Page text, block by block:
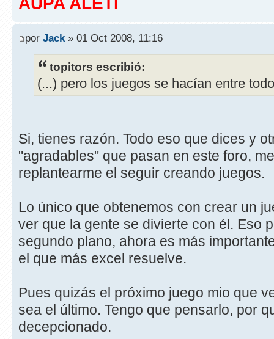
por Jack » 01 Oct 2008, 11:16
topitors escribió:
(...) pero los juegos se hacían entre
Si, tienes razón. Todo eso que dices y
"agradables" que pasan en este foro,
replantearme el seguir creando juegos.
Lo único que obtenemos con crear un
ver que la gente se divierte con él. Eso
segundo plano, ahora es más
el que más excel resuelve.
Pues quizás el próximo juego mio que
sea el último. Tengo que pensarlo, por
decepcionado.